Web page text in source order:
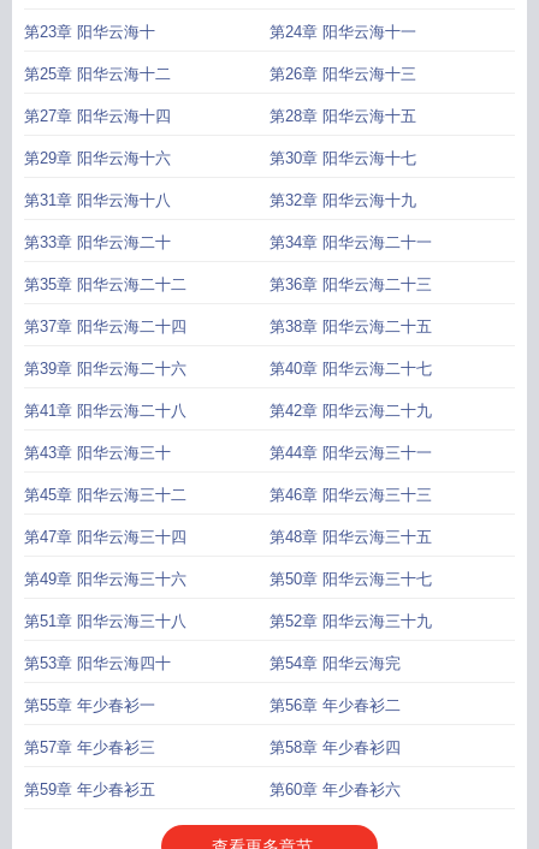
第23章 阳华云海十 第24章 阳华云海十一
第25章 阳华云海十二 第26章 阳华云海十三
第27章 阳华云海十四 第28章 阳华云海十五
第29章 阳华云海十六 第30章 阳华云海十七
第31章 阳华云海十八 第32章 阳华云海十九
第33章 阳华云海二十 第34章 阳华云海二十一
第35章 阳华云海二十二 第36章 阳华云海二十三
第37章 阳华云海二十四 第38章 阳华云海二十五
第39章 阳华云海二十六 第40章 阳华云海二十七
第41章 阳华云海二十八 第42章 阳华云海二十九
第43章 阳华云海三十 第44章 阳华云海三十一
第45章 阳华云海三十二 第46章 阳华云海三十三
第47章 阳华云海三十四 第48章 阳华云海三十五
第49章 阳华云海三十六 第50章 阳华云海三十七
第51章 阳华云海三十八 第52章 阳华云海三十九
第53章 阳华云海四十 第54章 阳华云海完
第55章 年少春衫一 第56章 年少春衫二
第57章 年少春衫三 第58章 年少春衫四
第59章 年少春衫五 第60章 年少春衫六